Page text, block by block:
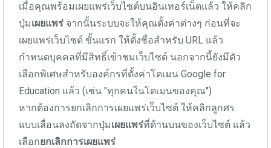
เมื่อคุณพร้อมเผยแพร่เว็บไซต์บนอินเทอร์เน็ตแล้ว ให้คลิก
ปุ่มเผยแพร่ จากนั้นระบบจะให้คุณตั้งค่าต่างๆ ก่อนที่จะ
เผยแพร่เว็บไซต์ ขั้นแรก ให้ตั้งชื่อสำหรับ URL แล้ว
กำหนดบุคคลที่มีสิทธิ์เข้าชมเว็บไซต์ นอกจากนี้ยังมีตัว
เลือกพิเศษสำหรับองค์กรที่ตั้งค่าโดเมน Google for
Education แล้ว (เช่น "ทุกคนในโดเมนของคุณ")
หากต้องการยกเลิกการเผยแพร่เว็บไซต์ ให้คลิกลูกศร
แบบเลื่อนลงถัดจากปุ่มเผยแพร่ที่ด้านบนของเว็บไซต์ แล้ว
เลือกยกเลิกการเผยแพร่